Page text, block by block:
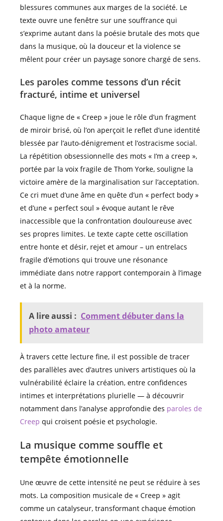
blessures communes aux marges de la société. Le
texte ouvre une fenêtre sur une souffrance qui
s’exprime autant dans la poésie brutale des mots que
dans la musique, où la douceur et la violence se
mêlent pour créer un paysage sonore chargé de sens.
Les paroles comme tessons d’un récit
fracturé, intime et universel
Chaque ligne de « Creep » joue le rôle d’un fragment
de miroir brisé, où l’on aperçoit le reflet d’une identité
blessée par l’auto-dénigrement et l’ostracisme social.
La répétition obsessionnelle des mots « I’m a creep »,
portée par la voix fragile de Thom Yorke, souligne la
victoire amère de la marginalisation sur l’acceptation.
Ce cri muet d’une âme en quête d’un « perfect body »
et d’une « perfect soul » évoque autant le rêve
inaccessible que la confrontation douloureuse avec
ses propres limites. Le texte capte cette oscillation
entre honte et désir, rejet et amour – un entrelacs
fragile d’émotions qui trouve une résonance
immédiate dans notre rapport contemporain à l’image
et à la norme.
A lire aussi : Comment débuter dans la
photo amateur
À travers cette lecture fine, il est possible de tracer
des parallèles avec d’autres univers artistiques où la
vulnérabilité éclaire la création, entre confidences
intimes et interprétations plurielle — à découvrir
notamment dans l’analyse approfondie des paroles de
Creep qui croisent poésie et psychologie.
La musique comme souffle et
tempête émotionnelle
Une œuvre de cette intensité ne peut se réduire à ses
mots. La composition musicale de « Creep » agit
comme un catalyseur, transformant chaque émotion